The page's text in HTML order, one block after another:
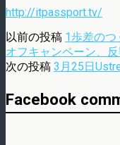
http://itpassport.tv/
以前の投稿 1歩差のつ
オフキャンペーン、反
次の投稿 3月25日
Facebook